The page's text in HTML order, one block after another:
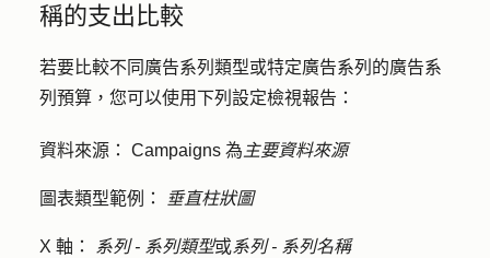
稱的支出比較
若要比較不同廣告系列類型或特定廣告系列的廣告系
列預算，您可以使用下列設定檢視報告：
資料來源： Campaigns 為 主要資料來源
圖表類型範例： 垂直柱狀圖
X 軸： 系列 - 系列類型或系列 - 系列名稱